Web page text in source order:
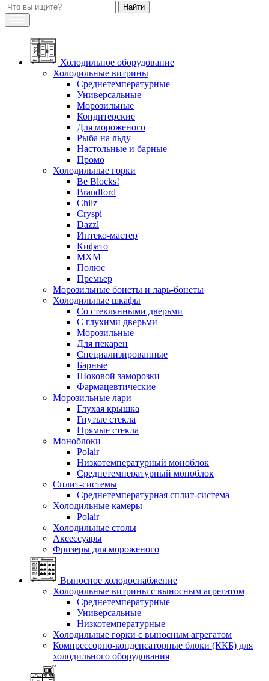
Холодильное оборудование
Холодильные витрины
Среднетемпературные
Универсальные
Морозильные
Кондитерские
Для мороженого
Рыба на льду
Настольные и барные
Промо
Холодильные горки
Be Blocks!
Brandford
Chilz
Cryspi
Dazzl
Интеко-мастер
Кифато
МХМ
Полюс
Премьер
Морозильные бонеты и ларь-бонеты
Холодильные шкафы
Со стеклянными дверьми
С глухими дверьми
Морозильные
Для пекарен
Специализированные
Барные
Шоковой заморозки
Фармацевтические
Морозильные лари
Глухая крышка
Гнутые стекла
Прямые стекла
Моноблоки
Polair
Низкотемпературный моноблок
Среднетемпературный моноблок
Сплит-системы
Среднетемпературная сплит-система
Холодильные камеры
Polair
Холодильные столы
Аксессуары
Фризеры для мороженого
Выносное холодоснабжение
Холодильные витрины с выносным агрегатом
Среднетемпературные
Универсальные
Низкотемпературные
Холодильные горки с выносным агрегатом
Компрессорно-конденсаторные блоки (ККБ) для
холодильного оборудования